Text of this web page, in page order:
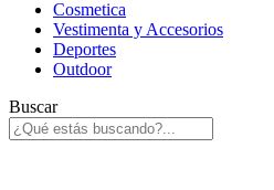
Cosmetica
Vestimenta y Accesorios
Deportes
Outdoor
Buscar